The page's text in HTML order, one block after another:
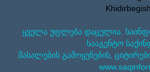
ყველა უფლება დაცულია.
სააგენტო
მასალების გამოყენების,